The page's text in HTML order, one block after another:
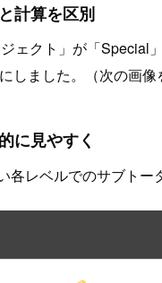
計算を区別
ェクト」が「
しました。（次の画像
に見やすく
各レベルでのサブト